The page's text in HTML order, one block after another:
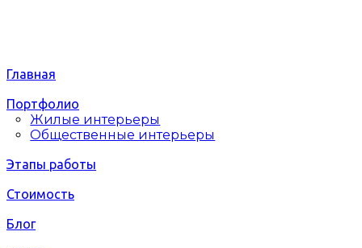
Главная
Портфолио
Жилые интерьеры
Общественные интерьеры
Этапы работы
Стоимость
Блог